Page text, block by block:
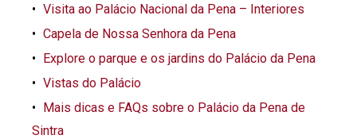
Visita ao Palácio Nacional da Pena – Interiores
Capela de Nossa Senhora da Pena
Explore o parque e os jardins do Palácio da Pena
Vistas do Palácio
Mais dicas e FAQs sobre o Palácio da Pena de
Sintra